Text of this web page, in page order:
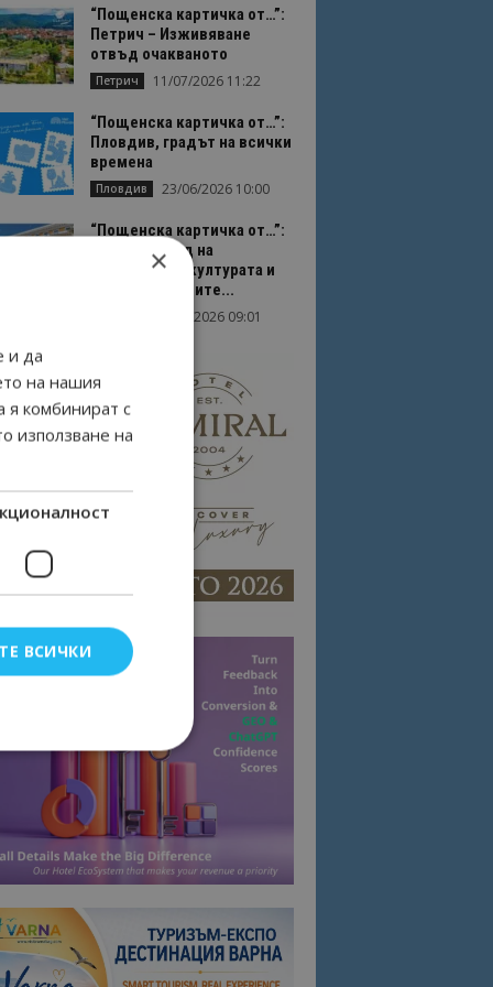
“Пощенска картичка от…”:
Петрич – Изживяване
отвъд очакваното
Петрич 11/07/2026 11:22
“Пощенска картичка от…”:
Пловдив, градът на всички
времена
Пловдив 23/06/2026 10:00
“Пощенска картичка от…”:
Перник – град на
традициите, културата и
вдъхновяващите...
17/06/2026 09:01
×
и да
на нашия
я комбинират с
използване на
ВСИЧКИ
влизане и
съгласието
на сайта.